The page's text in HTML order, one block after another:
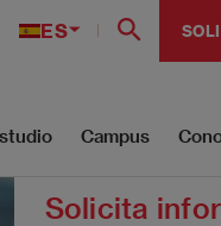
ES
Campus
Solicita